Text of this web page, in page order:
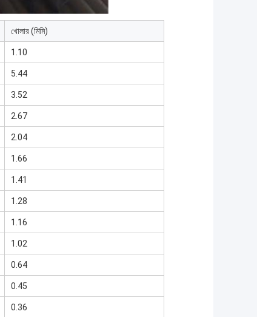
খোলার (মিমি)
1.10
5.44
3.52
2.67
2.04
1.66
1.41
1.28
1.16
1.02
0.64
0.45
0.36